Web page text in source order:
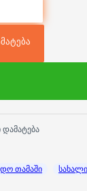
დამატება
თამაში